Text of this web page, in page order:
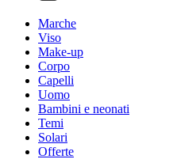
Marche
Viso
Make-up
Corpo
Capelli
Uomo
Bambini e neonati
Temi
Solari
Offerte